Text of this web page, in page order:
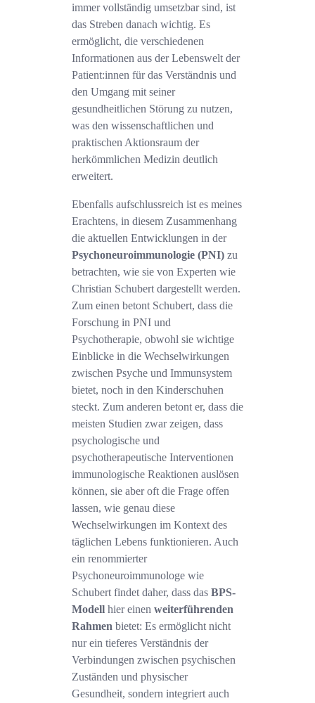
immer vollständig umsetzbar sind, ist
das Streben danach wichtig. Es
ermöglicht, die verschiedenen
Informationen aus der Lebenswelt der
Patient:innen für das Verständnis und
den Umgang mit seiner
gesundheitlichen Störung zu nutzen,
was den wissenschaftlichen und
praktischen Aktionsraum der
herkömmlichen Medizin deutlich
erweitert.
Ebenfalls aufschlussreich ist es meines
Erachtens, in diesem Zusammenhang
die aktuellen Entwicklungen in der
Psychoneuroimmunologie (PNI)zu
betrachten, wie sie von Experten wie
Christian Schubert dargestellt werden.
Zum einen betont Schubert, dass die
Forschung in PNI und
Psychotherapie, obwohl sie wichtige
Einblicke in die Wechselwirkungen
zwischen Psyche und Immunsystem
bietet, noch in den Kinderschuhen
steckt. Zum anderen betont er, dass die
meisten Studien zwar zeigen, dass
psychologische und
psychotherapeutische Interventionen
immunologische Reaktionen auslösen
können, sie aber oft die Frage offen
lassen, wie genau diese
Wechselwirkungen im Kontext des
täglichen Lebens funktionieren. Auch
ein renommierter
Psychoneuroimmunologe wie
Schubert findet daher, dass das BPS-
Modellhier einen weiterführenden
Rahmen bietet: Es ermöglicht nicht
nur ein tieferes Verständnis der
Verbindungen zwischen psychischen
Zuständen und physischer
Gesundheit, sondern integriert auch